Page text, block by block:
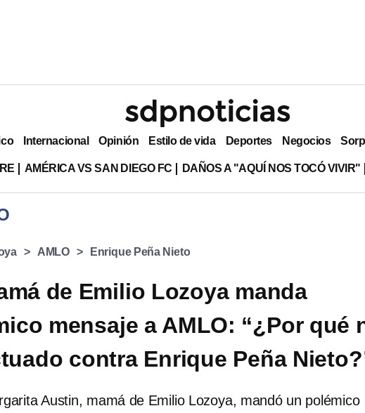
Internacional Opinión Estilo de vida Deportes Negocios
AMÉRICA VS SAN DIEGO FC DAÑOS A "AQUÍ NOS TOCÓ VIVIR"
AMLO Enrique Peña Nieto
de Emilio Lozoya manda
mensaje a AMLO: “¿Por qué
contra Enrique Peña
Austin, mamá de Emilio Lozoya, mandó un polémico